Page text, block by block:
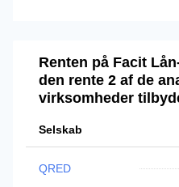
Renten på Facit
den rente 2 af de
virksomheder
Selskab
QRED